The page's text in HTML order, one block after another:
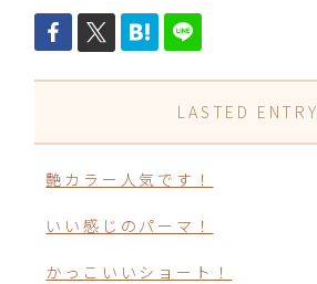
LASTED ENTRY
艶カラー人気です！
いい感じのパーマ！
かっこいいショート！